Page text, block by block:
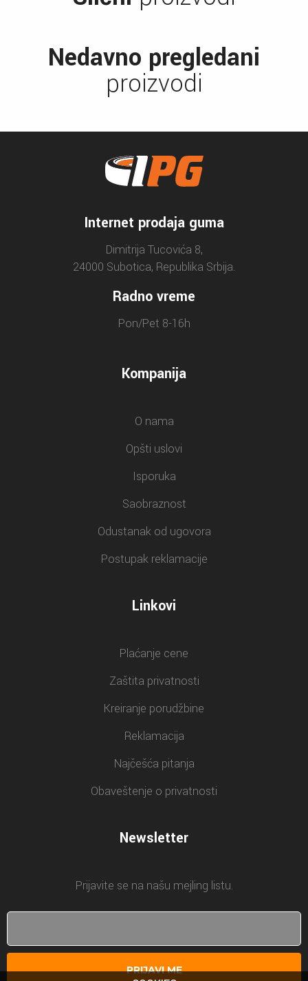
Nedavno pregledani
proizvodi
Internet prodaja guma
Dimitrija Tucovića 8,
24000 Subotica, Republika Srbija.
Radno vreme
Pon/Pet 8-16h
Kompanija
O nama
Opšti uslovi
Isporuka
Saobraznost
Odustanak od ugovora
Postupak reklamacije
Linkovi
Plaćanje cene
Zaštita privatnosti
Kreiranje porudžbine
Reklamacija
Najčešća pitanja
Obaveštenje o privatnosti
Newsletter
Prijavite se na našu mejling listu.
PRIJAVI ME